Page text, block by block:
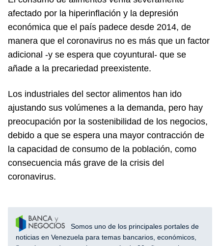
afectado por la hiperinflación y la depresión
económica que el país padece desde 2014, de
manera que el coronavirus no es más que un factor
adicional -y se espera que coyuntural- que se
añade a la precariedad preexistente.
Los industriales del sector alimentos han ido
ajustando sus volúmenes a la demanda, pero hay
preocupación por la sostenibilidad de los negocios,
debido a que se espera una mayor contracción de
la capacidad de consumo de la población, como
consecuencia más grave de la crisis del
coronavirus.
Somos uno de los principales portales de
noticias en Venezuela para temas bancarios, económicos,